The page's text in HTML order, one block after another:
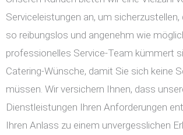
Serviceleistungen an, um
so reibungslos und angenehm wie
professionelles Service-Team kümmert
Catering-Wünsche, damit Sie sich keine
müssen. Wir versichern Ihnen, dass
Dienstleistungen Ihren Anforderungen
Ihren Anlass zu einem unvergesslichen